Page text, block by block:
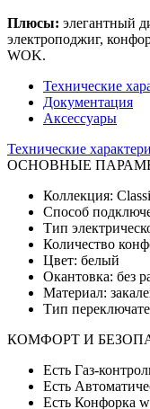
Плюсы: элегантный
электроподжиг,
WOK.
Технические
Документация
Аксессуары
Технические
ОСНОВНЫЕ
Коллекция:
Способ
Тип
Количество
Цвет: белый
Окантовка: без
Материал:
Тип
КОМФОРТ И
Есть Газ-
Есть
Есть Конфорка